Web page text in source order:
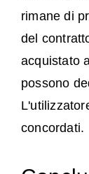
rimane di
del
acquistato
possono
concordati.